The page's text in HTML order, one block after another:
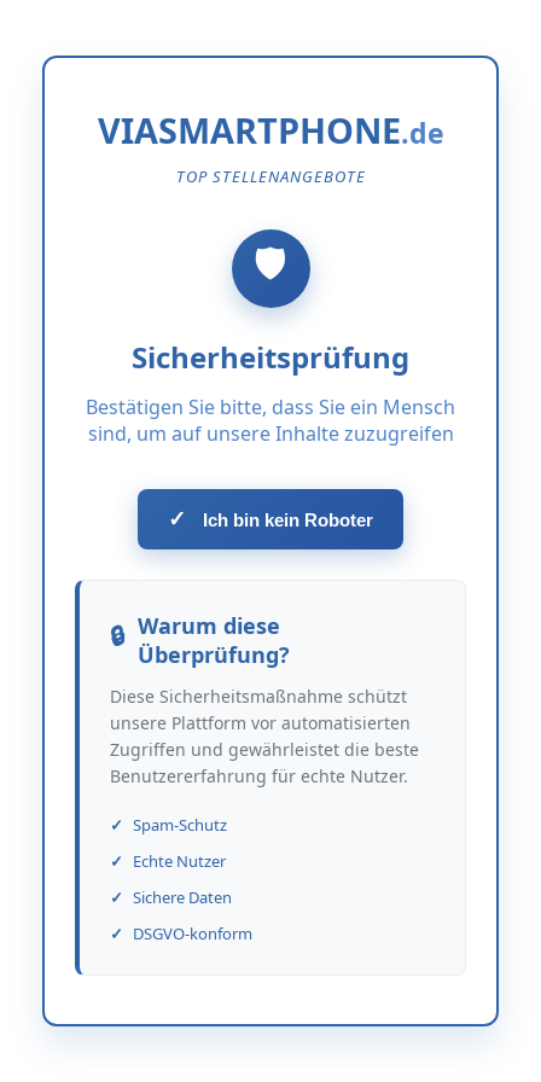
VIASMARTPHONE
TOP STELLENANGEBOTE
Sicherheitsprüfung
Bestätigen Sie bitte, dass Sie ein Mensch
sind, um auf unsere Inhalte zuzugreifen
✓ Ich bin kein Roboter
Warum diese
Überprüfung?
Diese Sicherheitsmaßnahme schützt
unsere Plattform vor automatisierten
Zugriffen und gewährleistet die beste
Benutzererfahrung für echte Nutzer.
Spam-Schutz
Echte Nutzer
Sichere Daten
DSGVO-konform